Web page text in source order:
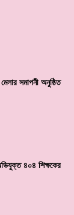
সমাপনী অনুষ্ঠিত
৪০৪ শিক্ষকের